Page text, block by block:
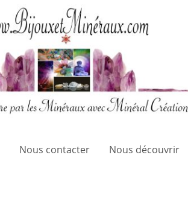
Nous contacter Nous découvrir